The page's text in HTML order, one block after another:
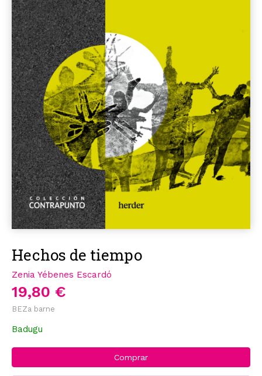
Hechos de tiempo
Zenia Yébenes Escardó
19,80 €
BEZa barne
Badugu
Comprar